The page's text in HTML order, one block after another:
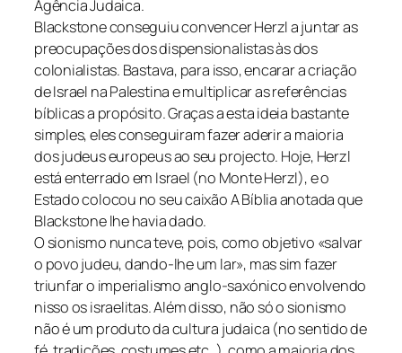
Agência Judaica.
Blackstone conseguiu convencer Herzl a juntar as
preocupações dos dispensionalistas às dos
colonialistas. Bastava, para isso, encarar a criação
de Israel na Palestina e multiplicar as referências
bíblicas a propósito. Graças a esta ideia bastante
simples, eles conseguiram fazer aderir a maioria
dos judeus europeus ao seu projecto. Hoje, Herzl
está enterrado em Israel (no Monte Herzl), e o
Estado colocou no seu caixão A Bíblia anotada que
Blackstone lhe havia dado.
O sionismo nunca teve, pois, como objetivo «salvar
o povo judeu, dando-lhe um lar», mas sim fazer
triunfar o imperialismo anglo-saxónico envolvendo
nisso os israelitas. Além disso, não só o sionismo
não é um produto da cultura judaica (no sentido de